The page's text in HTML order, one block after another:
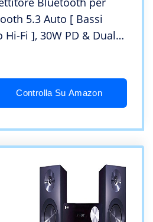
5.3 Auto [ Bassi
Fi ], 30W PD & Dual
Bluetooth Auto,
Controlla Su Amazon